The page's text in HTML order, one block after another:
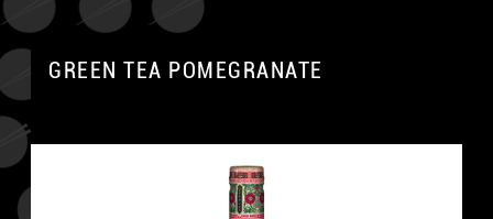
GREEN TEA POMEGRANATE